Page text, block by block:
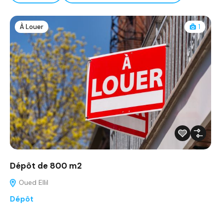
À Louer 1
Dépôt de 800 m2
Oued Ellil
Dépôt